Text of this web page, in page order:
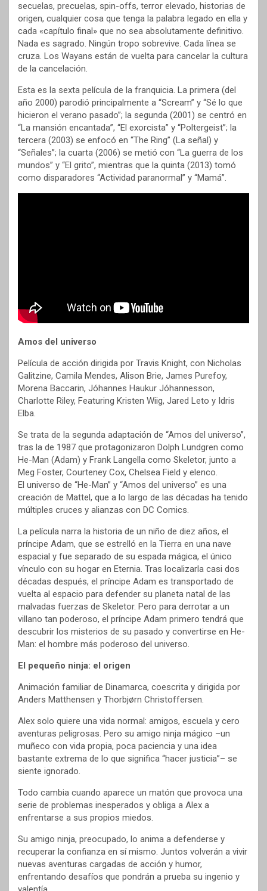
secuelas, precuelas, spin-offs, terror elevado, historias de
origen, cualquier cosa que tenga la palabra legado en ella y
cada «capítulo final» que no sea absolutamente definitivo.
Nada es sagrado. Ningún tropo sobrevive. Cada línea se
cruza. Los Wayans están de vuelta para cancelar la cultura
de la cancelación.
Esta es la sexta película de la franquicia. La primera (del
año 2000) parodió principalmente a “Scream” y “Sé lo que
hicieron el verano pasado”; la segunda (2001) se centró en
“La mansión encantada”, “El exorcista” y “Poltergeist”; la
tercera (2003) se enfocó en “The Ring” (La señal) y
“Señales”; la cuarta (2006) se metió con “La guerra de los
mundos” y “El grito”, mientras que la quinta (2013) tomó
como disparadores “Actividad paranormal” y “Mamá”.
Amos del universo
Película de acción dirigida por Travis Knight, con Nicholas
Galitzine, Camila Mendes, Alison Brie, James Purefoy,
Morena Baccarin, Jóhannes Haukur Jóhannesson,
Charlotte Riley, Featuring Kristen Wiig, Jared Leto y Idris
Elba.
Se trata de la segunda adaptación de “Amos del universo”,
tras la de 1987 que protagonizaron Dolph Lundgren como
He-Man (Adam) y Frank Langella como Skeletor, junto a
Meg Foster, Courteney Cox, Chelsea Field y elenco.
El universo de “He-Man” y “Amos del universo” es una
creación de Mattel, que a lo largo de las décadas ha tenido
múltiples cruces y alianzas con DC Comics.
La película narra la historia de un niño de diez años, el
príncipe Adam, que se estrelló en la Tierra en una nave
espacial y fue separado de su espada mágica, el único
vínculo con su hogar en Eternia. Tras localizarla casi dos
décadas después, el príncipe Adam es transportado de
vuelta al espacio para defender su planeta natal de las
malvadas fuerzas de Skeletor. Pero para derrotar a un
villano tan poderoso, el príncipe Adam primero tendrá que
descubrir los misterios de su pasado y convertirse en He-
Man: el hombre más poderoso del universo.
El pequeño ninja: el origen
Animación familiar de Dinamarca, coescrita y dirigida por
Anders Matthensen y Thorbjørn Christoffersen.
Alex solo quiere una vida normal: amigos, escuela y cero
aventuras peligrosas. Pero su amigo ninja mágico –un
muñeco con vida propia, poca paciencia y una idea
bastante extrema de lo que significa “hacer justicia”– se
siente ignorado.
Todo cambia cuando aparece un matón que provoca una
serie de problemas inesperados y obliga a Alex a
enfrentarse a sus propios miedos.
Su amigo ninja, preocupado, lo anima a defenderse y
recuperar la confianza en sí mismo. Juntos volverán a vivir
nuevas aventuras cargadas de acción y humor,
enfrentando desafíos que pondrán a prueba su ingenio y